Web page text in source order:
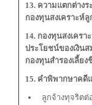
13. ความแตกต่าง
กองทุนสงเคราะห์
14. กองทุนสงเคร
ประโยชน์ของเงิน
กองทุนสำรองเลี้ย
15. คำพิพากษาคดี
ลูกจ้างทุจริตต่